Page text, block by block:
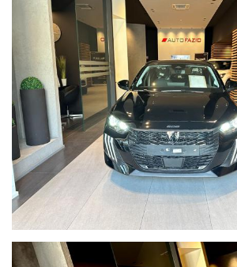
ed attraversamento anomali selvatici .
Ma attenzione SOLO PER
.Ti aspettiamo presso i nostri show room
9/11 e Via Vittorio Emanuele 394 a Santa
o contattaci allo 095/629290